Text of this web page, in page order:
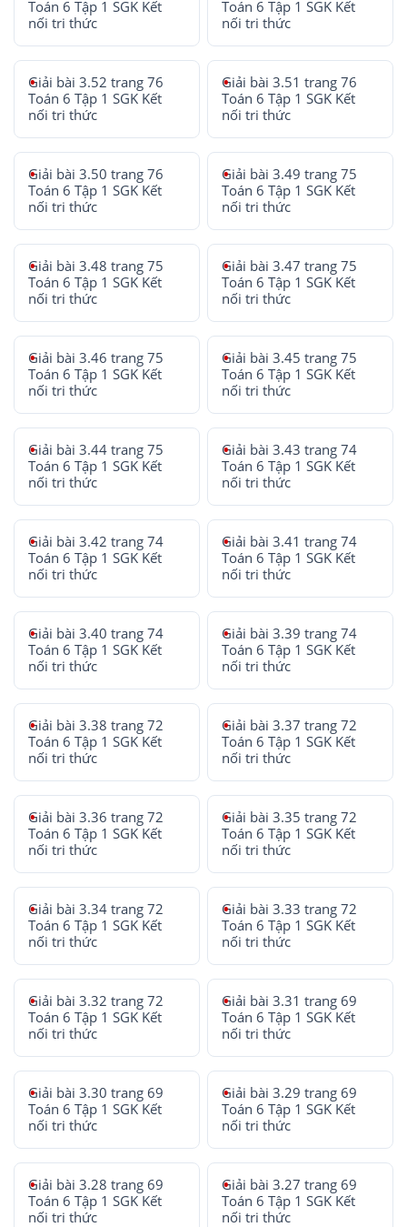
Toán 6 Tập 1 SGK Kết
nối tri thức
Toán 6 Tập 1 SGK Kết
nối tri thức
Giải bài 3.52 trang 76
Toán 6 Tập 1 SGK Kết
nối tri thức
Giải bài 3.51 trang 76
Toán 6 Tập 1 SGK Kết
nối tri thức
Giải bài 3.50 trang 76
Toán 6 Tập 1 SGK Kết
nối tri thức
Giải bài 3.49 trang 75
Toán 6 Tập 1 SGK Kết
nối tri thức
Giải bài 3.48 trang 75
Toán 6 Tập 1 SGK Kết
nối tri thức
Giải bài 3.47 trang 75
Toán 6 Tập 1 SGK Kết
nối tri thức
Giải bài 3.46 trang 75
Toán 6 Tập 1 SGK Kết
nối tri thức
Giải bài 3.45 trang 75
Toán 6 Tập 1 SGK Kết
nối tri thức
Giải bài 3.44 trang 75
Toán 6 Tập 1 SGK Kết
nối tri thức
Giải bài 3.43 trang 74
Toán 6 Tập 1 SGK Kết
nối tri thức
Giải bài 3.42 trang 74
Toán 6 Tập 1 SGK Kết
nối tri thức
Giải bài 3.41 trang 74
Toán 6 Tập 1 SGK Kết
nối tri thức
Giải bài 3.40 trang 74
Toán 6 Tập 1 SGK Kết
nối tri thức
Giải bài 3.39 trang 74
Toán 6 Tập 1 SGK Kết
nối tri thức
Giải bài 3.38 trang 72
Toán 6 Tập 1 SGK Kết
nối tri thức
Giải bài 3.37 trang 72
Toán 6 Tập 1 SGK Kết
nối tri thức
Giải bài 3.36 trang 72
Toán 6 Tập 1 SGK Kết
nối tri thức
Giải bài 3.35 trang 72
Toán 6 Tập 1 SGK Kết
nối tri thức
Giải bài 3.34 trang 72
Toán 6 Tập 1 SGK Kết
nối tri thức
Giải bài 3.33 trang 72
Toán 6 Tập 1 SGK Kết
nối tri thức
Giải bài 3.32 trang 72
Toán 6 Tập 1 SGK Kết
nối tri thức
Giải bài 3.31 trang 69
Toán 6 Tập 1 SGK Kết
nối tri thức
Giải bài 3.30 trang 69
Toán 6 Tập 1 SGK Kết
nối tri thức
Giải bài 3.29 trang 69
Toán 6 Tập 1 SGK Kết
nối tri thức
Giải bài 3.28 trang 69
Toán 6 Tập 1 SGK Kết
nối tri thức
Giải bài 3.27 trang 69
Toán 6 Tập 1 SGK Kết
nối tri thức